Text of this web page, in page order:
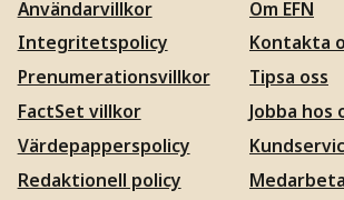
Användarvillkor
Integritetspolicy
Prenumerationsvillkor
FactSet villkor
Värdepapperspolicy
Redaktionell policy
Om EFN
Kontakta
Tipsa oss
Jobba hos